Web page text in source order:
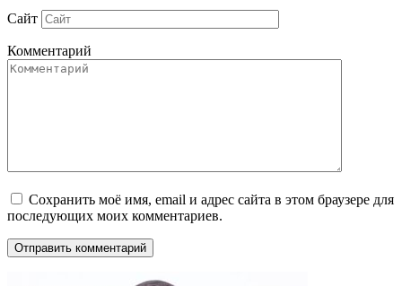
Сайт
Комментарий
Сохранить моё имя, email и адрес сайта в этом браузере для
последующих моих комментариев.